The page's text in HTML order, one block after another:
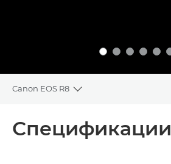
Canon EOS R8
Toggle breadcrumbs
Спецификации